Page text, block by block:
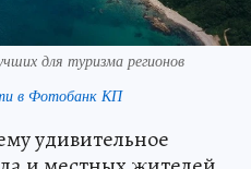
для туризма регионов
в Фотобанк КП
удивительное